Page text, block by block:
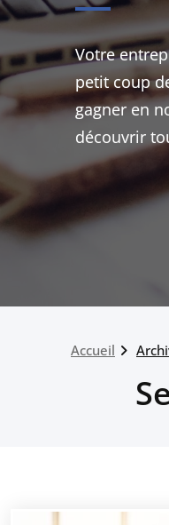
Votre
petit coup
gagner en
découvrir
Accueil